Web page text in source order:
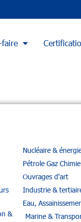
faire
&
Nucléaire &
Pétrole Gaz Chimie
Ouvrages d'art
Industrie &
Eau,
Marine &